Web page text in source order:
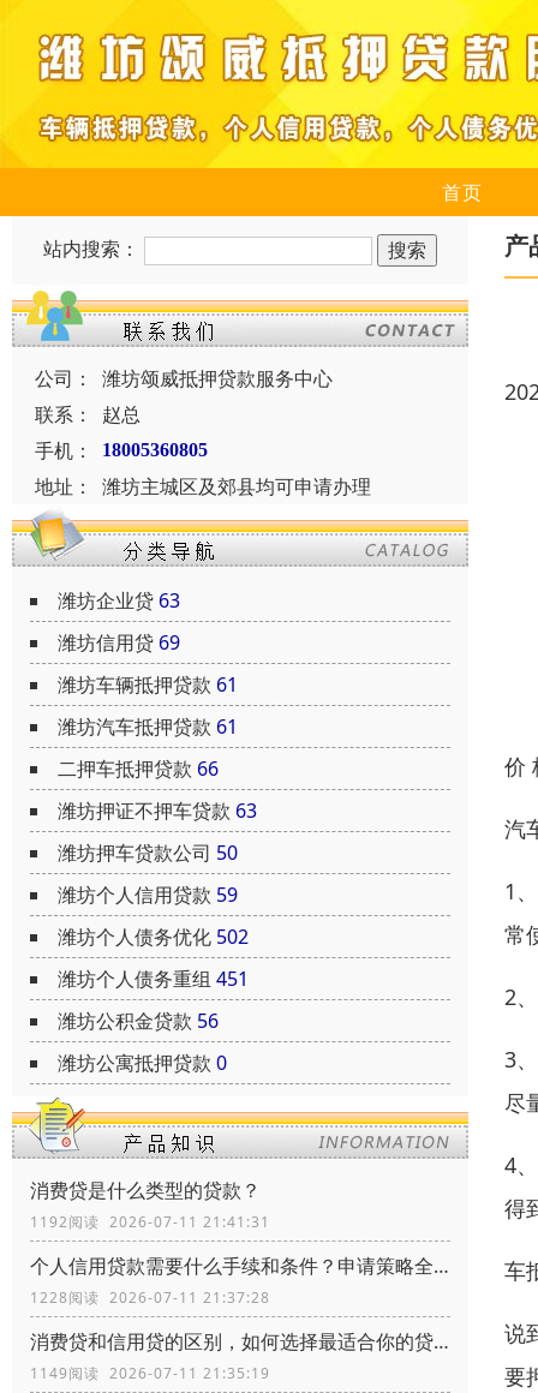
首页
站内搜索：
公司：
潍坊颂威抵押贷款服务中心
联系：
赵总
手机：
18005360805
地址： 潍坊主城区及郊县均可申请办理
潍坊企业贷 63
潍坊信用贷 69
潍坊车辆抵押贷款 61
潍坊汽车抵押贷款 61
二押车抵押贷款 66
潍坊押证不押车贷款 63
潍坊押车贷款公司 50
潍坊个人信用贷款 59
潍坊个人债务优化 502
潍坊个人债务重组 451
潍坊公积金贷款 56
潍坊公寓抵押贷款 0
消费贷是什么类型的贷款？
1192阅读 2026-07-11 21:41:31
个人信用贷款需要什么手续和条件？申请策略全流程指南
1228阅读 2026-07-11 21:37:28
消费贷和信用贷的区别，如何选择最适合你的贷款方式？
1149阅读 2026-07-11 21:35:19
产
价
汽
1
常
2
3
尽
4
得
车
说
要